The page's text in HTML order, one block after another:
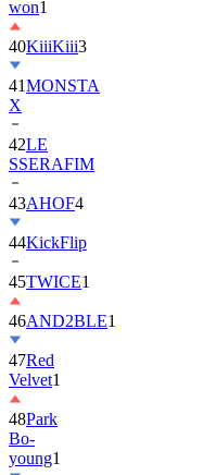
won1
40KiiiKiii3
41MONSTA
X
42LE
SSERAFIM
43AHOF4
44KickFlip
45TWICE1
46AND2BLE1
47Red
Velvet1
48Park
Bo-
young1